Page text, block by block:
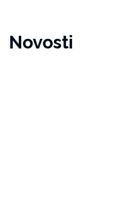
Novosti